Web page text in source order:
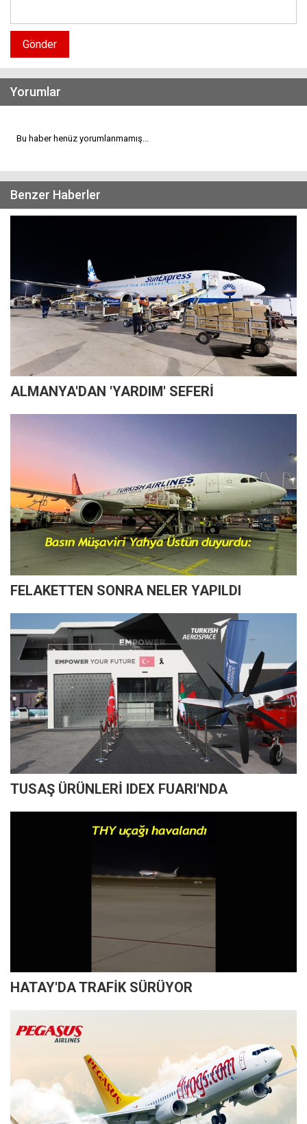
Gönder
Yorumlar
Bu haber henüz yorumlanmamış...
Benzer Haberler
ALMANYA'DAN 'YARDIM' SEFERİ
FELAKETTEN SONRA NELER YAPILDI
TUSAŞ ÜRÜNLERİ IDEX FUARI'NDA
HATAY'DA TRAFİK SÜRÜYOR